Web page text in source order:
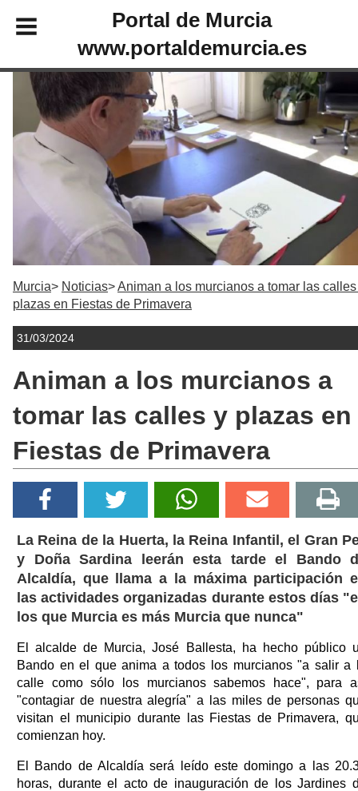
Portal de Murcia
www.portaldemurcia.es
Murcia Noticias
Animan a los murcianos a tomar las
plazas en Fiestas de Primavera
31/03/2024
Animan a los murcianos a
tomar las calles y plazas en
Fiestas de Primavera
La Reina de la Huerta, la Reina Infantil, el Gran
y Doña Sardina leerán esta tarde el Bando
Alcaldía, que llama a la máxima participación
las actividades organizadas durante estos días
los que Murcia es más Murcia que nunca"
El alcalde de Murcia, José Ballesta, ha hecho público
Bando en el que anima a todos los murcianos "a salir a
calle como sólo los murcianos sabemos hace", para
"contagiar de nuestra alegría" a las miles de personas
visitan el municipio durante las Fiestas de Primavera,
comienzan hoy.
El Bando de Alcaldía será leído este domingo a las
horas, durante el acto de inauguración de los Jardines